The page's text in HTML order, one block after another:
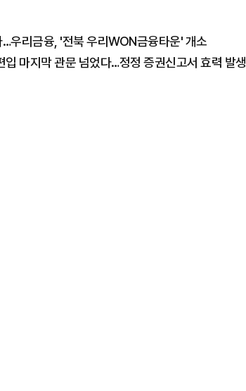
우리금융, '전북 우리WON금융타운' 개소
입 마지막 관문 넘었다…정정 증권신고서 효력 발생